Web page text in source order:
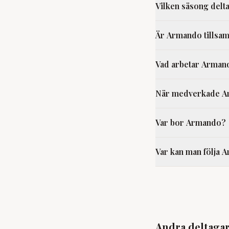
Vilken säsong
Är Armando
Vad arbetar
När medverkade
Var bor Armando?
Var kan man följa
ROMANTIK